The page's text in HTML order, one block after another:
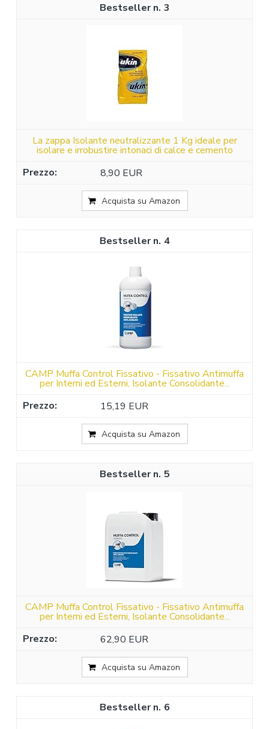
3
La zappa Isolante neutralizzante 1 Kg ideale per
isolare e irrobustire intonaci di calce e cemento
8,90 EUR
Acquista su Amazon
4
CAMP Muffa Control Fissativo - Fissativo Antimuffa
per Interni ed Esterni, Isolante Consolidante...
15,19 EUR
Acquista su Amazon
5
CAMP Muffa Control Fissativo - Fissativo Antimuffa
per Interni ed Esterni, Isolante Consolidante...
62,90 EUR
Acquista su Amazon
6